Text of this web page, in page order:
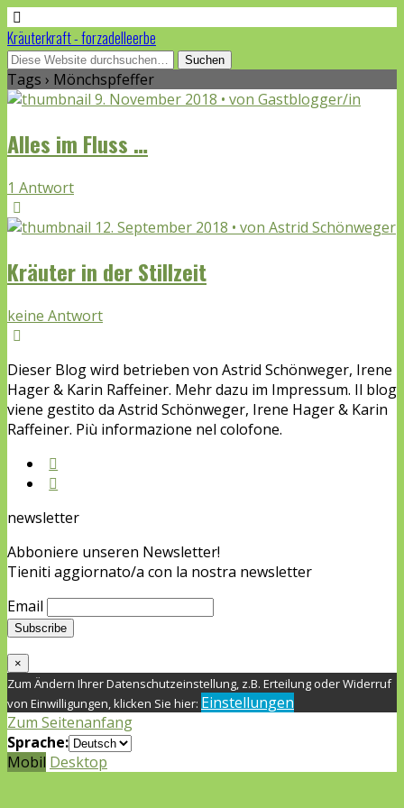
Kräuterkraft - forzadelleerbe
Tags › Mönchspfeffer
9. November 2018 • von Gastblogger/in
Alles im Fluss …
1 Antwort
12. September 2018 • von Astrid Schönweger
Kräuter in der Stillzeit
keine Antwort
Dieser Blog wird betrieben von Astrid Schönweger, Irene
Hager & Karin Raffeiner. Mehr dazu im Impressum. Il blog
viene gestito da Astrid Schönweger, Irene Hager & Karin
Raffeiner. Più informazione nel colofone.
newsletter
Abboniere unseren Newsletter!
Tieniti aggiornato/a con la nostra newsletter
Email
×
Zum Ändern Ihrer Datenschutzeinstellung, z.B. Erteilung oder Widerruf
von Einwilligungen, klicken Sie hier: Einstellungen
Zum Seitenanfang
Sprache:
Mobil Desktop